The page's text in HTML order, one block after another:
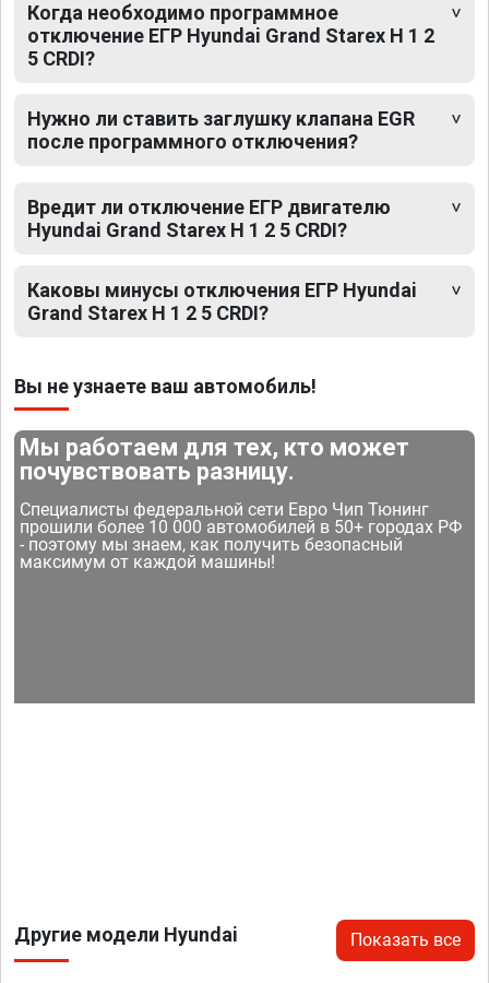
Когда необходимо программное
отключение ЕГР Hyundai Grand Starex H 1 2
5 CRDI?
Нужно ли ставить заглушку клапана EGR
после программного отключения?
Вредит ли отключение ЕГР двигателю
Hyundai Grand Starex H 1 2 5 CRDI?
Каковы минусы отключения ЕГР Hyundai
Grand Starex H 1 2 5 CRDI?
Вы не узнаете ваш автомобиль!
Мы работаем для тех, кто может
почувствовать разницу.
Специалисты федеральной сети Евро Чип Тюнинг
прошили более 10 000 автомобилей в 50+ городах РФ
- поэтому мы знаем, как получить безопасный
максимум от каждой машины!
Другие модели Hyundai Показать все